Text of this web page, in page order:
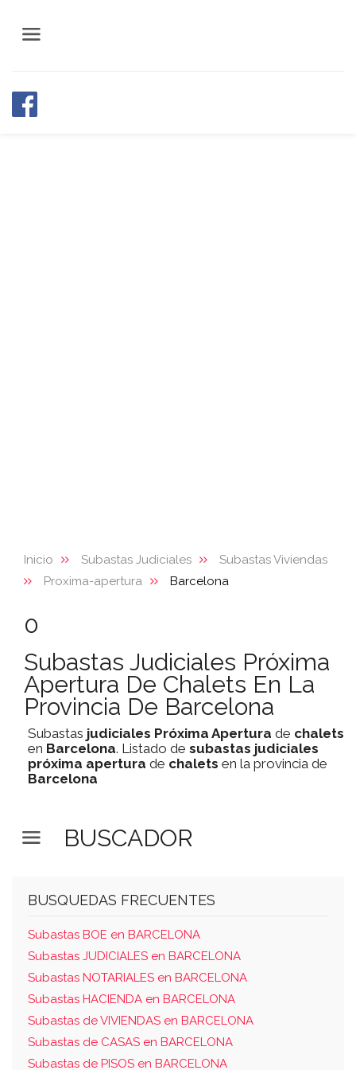
Inicio Subastas Judiciales
Subastas Viviendas
Proxima-apertura
Barcelona
0
Subastas Judiciales Próxima
Apertura De Chalets En La
Provincia De Barcelona
Subastas judiciales Próxima Apertura de chalets
en Barcelona. Listado de subastas judiciales
próxima apertura de chalets en la provincia de
Barcelona
BUSCADOR
BUSQUEDAS FRECUENTES
Subastas BOE en BARCELONA
Subastas JUDICIALES en BARCELONA
Subastas NOTARIALES en BARCELONA
Subastas HACIENDA en BARCELONA
Subastas de VIVIENDAS en BARCELONA
Subastas de CASAS en BARCELONA
Subastas de PISOS en BARCELONA